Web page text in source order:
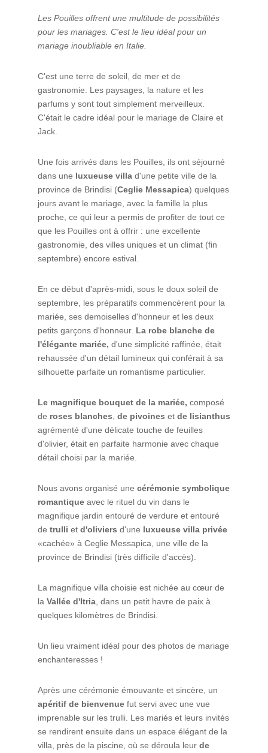
Les Pouilles offrent une multitude de possibilités
pour les mariages. C'est le lieu idéal pour un
mariage inoubliable en Italie.
C'est une terre de soleil, de mer et de
gastronomie. Les paysages, la nature et les
parfums y sont tout simplement merveilleux.
C'était le cadre idéal pour le mariage de Claire et
Jack.
Une fois arrivés dans les Pouilles, ils ont séjourné
dans une luxueuse villad'une petite ville de la
province de Brindisi (Ceglie Messapica) quelques
jours avant le mariage, avec la famille la plus
proche, ce qui leur a permis de profiter de tout ce
que les Pouilles ont à offrir : une excellente
gastronomie, des villes uniques et un climat (fin
septembre) encore estival.
En ce début d'après-midi, sous le doux soleil de
septembre, les préparatifs commencèrent pour la
mariée, ses demoiselles d'honneur et les deux
petits garçons d'honneur. La robe blanche de
l'élégante mariée, d'une simplicité raffinée, était
rehaussée d'un détail lumineux qui conférait à sa
silhouette parfaite un romantisme particulier.
Le magnifique bouquet de la mariée, composé
de roses blanches de pivoines et de lisianthus
agrémenté d'une délicate touche de feuilles
d'olivier, était en parfaite harmonie avec chaque
détail choisi par la mariée.
Nous avons organisé une cérémonie symbolique
romantique avec le rituel du vin dans le
magnifique jardin entouré de verdure et entouré
de trulli et d'oliviers d'une luxueuse villa privée
«cachée» à Ceglie Messapica, une ville de la
province de Brindisi (très difficile d'accès).
La magnifique villa choisie est nichée au cœur de
la Vallée d'Itria, dans un petit havre de paix à
quelques kilomètres de Brindisi.
Un lieu vraiment idéal pour des photos de mariage
enchanteresses !
Après une cérémonie émouvante et sincère, un
apéritif de bienvenue fut servi avec une vue
imprenable sur les trulli. Les mariés et leurs invités
se rendirent ensuite dans un espace élégant de la
villa, près de la piscine, où se déroula leur de